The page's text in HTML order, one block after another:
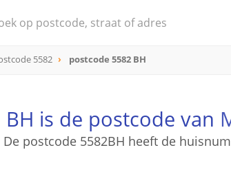
5582 postcode 5582 BH
BH is de postcode van
De postcode 5582BH heeft de